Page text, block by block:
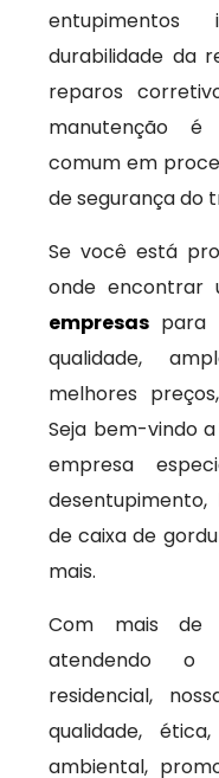
entupimentos
durabilidade da
reparos
manutenção
comum em
de segurança do
Se você está
onde encontrar
empresas para
qualidade,
melhores
Seja bem-vindo
empresa
de caixa de
mais.
Com mais de
atendendo o
residencial,
qualidade,
ambiental,